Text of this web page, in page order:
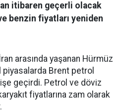
itibaren geçerli olacak
benzin fiyatları yeniden
arasında yaşanan Hürmüz
Brent petrol
geçirdi. Petrol ve döviz
fiyatlarına zam olarak